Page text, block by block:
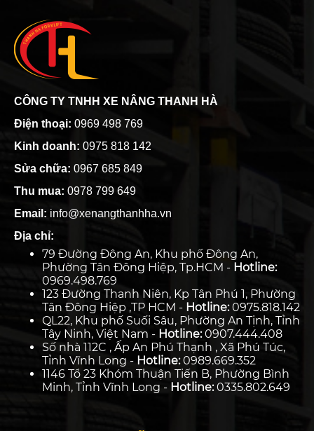
CÔNG TY TNHH XE NÂNG THANH HÀ
Điện thoại: 0969 498 769
Kinh doanh: 0975 818 142
Sửa chữa: 0967 685 849
Thu mua: 0978 799 649
Email: info@xenangthanhha.vn
Địa chỉ:
79 Đường Đông An, Khu phố Đông An,
Phường Tân Đông Hiệp, Tp.HCM - Hotline:
0969.498.769
123 Đường Thanh Niên, Kp Tân Phú 1, Phường
Tân Đông Hiệp ,TP HCM - Hotline:0975.818.142
QL22, Khu phố Suối Sâu, Phường An Tịnh, Tỉnh
Tây Ninh, Việt Nam - Hotline:0907.444.408
Số nhà 112C , Ấp An Phú Thạnh , Xã Phú Túc,
Tỉnh Vĩnh Long - Hotline:0989.669.352
1146 Tổ 23 Khóm Thuận Tiến B, Phường Bình
Minh, Tỉnh Vĩnh Long - Hotline:0335.802.649